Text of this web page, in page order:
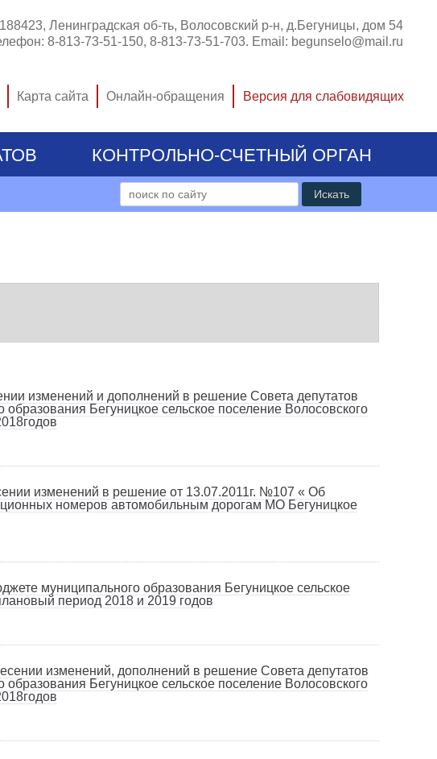
188423, Ленинградская об-ть, Волосовский р-н, д.Бегуницы, дом 54
8-813-73-51-150, 8-813-73-51-703. Email: begunselo@mail.ru
Карта сайта Онлайн-обращения
КОНТРОЛЬНО-СЧЕТНЫЙ ОРГАН
изменений и дополнений в решение Совета депутатов
Бегуницкое сельское поселение Волосовского
изменений в решение от 13.07.2011г. №107 « Об
номеров автомобильным дорогам МО Бегуницкое
муниципального образования Бегуницкое сельское
период 2018 и 2019 годов
изменений, дополнений в решение Совета депутатов
Бегуницкое сельское поселение Волосовского